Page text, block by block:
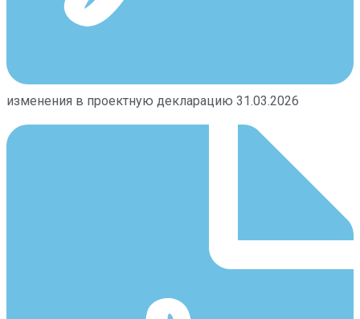
изменения в проектную декларацию 31.03.2026